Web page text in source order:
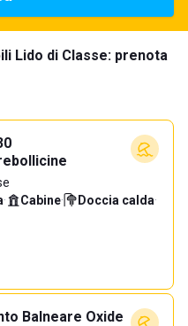
Lido di Classe: prenota
· Cabine· Doccia calda·
Balneare Oxide